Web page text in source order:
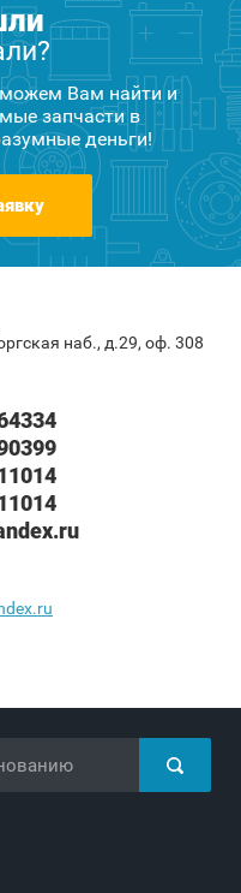
Вам найти и
запчасти в
деньги!
наб., д.29, оф. 308